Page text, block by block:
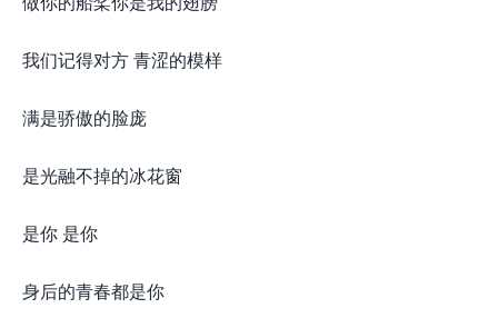
我们记得对方 青涩的模样
满是骄傲的脸庞
是光融不掉的冰花窗
是你 是你
身后的青春都是你